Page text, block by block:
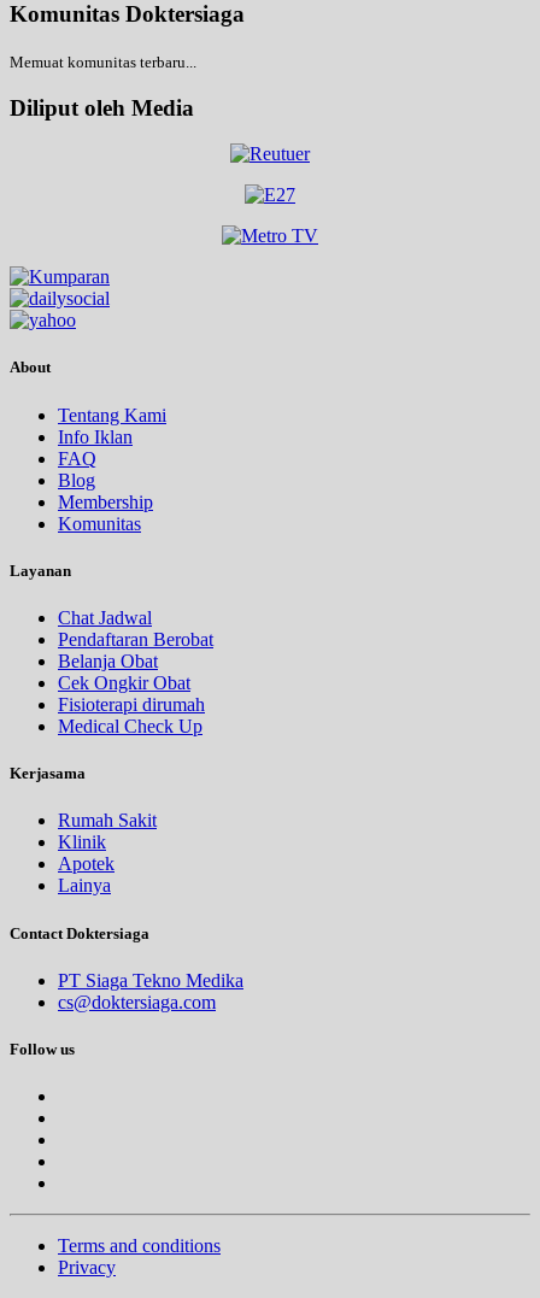
Komunitas Doktersiaga
Memuat komunitas terbaru...
Diliput oleh Media
About
Tentang Kami
Info Iklan
FAQ
Blog
Membership
Komunitas
Layanan
Chat Jadwal
Pendaftaran Berobat
Belanja Obat
Cek Ongkir Obat
Fisioterapi dirumah
Medical Check Up
Kerjasama
Rumah Sakit
Klinik
Apotek
Lainya
Contact Doktersiaga
PT Siaga Tekno Medika
cs@doktersiaga.com
Follow us
Terms and conditions
Privacy